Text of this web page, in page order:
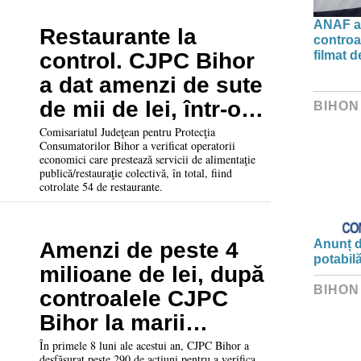
Restaurante la
control. CJPC Bihor
a dat amenzi de sute
de mii de lei, într-o
singură lună
Comisariatul Judeţean pentru Protecţia
Consumatorilor Bihor a verificat operatorii
economici care prestează servicii de alimentaţie
publică/restauraţie colectivă, în total, fiind
cotrolate 54 de restaurante.
Amenzi de peste 4
milioane de lei, după
controalele CJPC
Bihor la marii
retaileri
În primele 8 luni ale acestui an, CJPC Bihor a
ANAF
filmat
Anunț